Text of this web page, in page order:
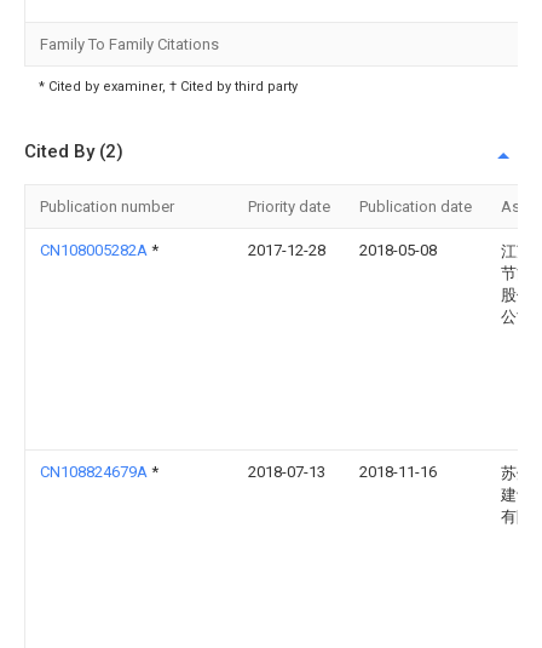
Family To Family Citations
* Cited by examiner, † Cited by third party
Cited By (2)
Publication number Priority date Publication date
CN108005282A * 2017-12-28 2018-05-08
江苏
节能
股份
公司
CN108824679A * 2018-07-13 2018-11-16
苏州
建设
有限